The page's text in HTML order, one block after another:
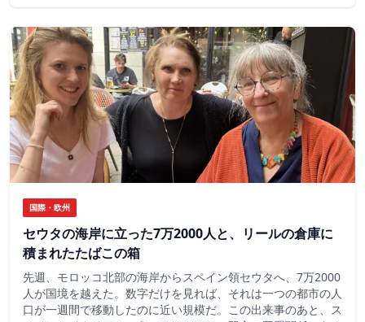
国際・欧州
セウタの海岸に立った7万2000人と、リールの倉庫に
積まれたたばこの箱
先週、モロッコ北部の海岸からスペイン領セウタへ、7万2000
人が国境を越えた。数字だけを見れば、それは一つの都市の人
口が一週間で移動したのに近い規模だ。この出来事のあと、ス